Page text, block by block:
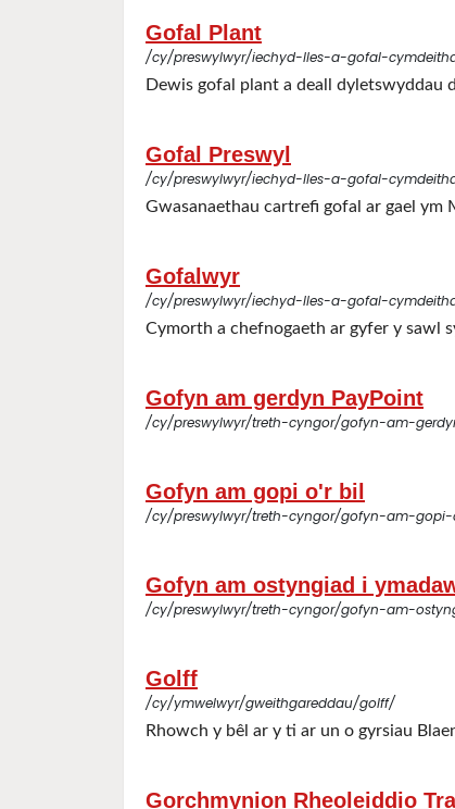
Gofal Plant
/cy/preswylwyr/iechyd-lles-a-gofal-
Dewis gofal plant a deall dyletswyddau
Gofal Preswyl
/cy/preswylwyr/iechyd-lles-a-gofal-
Gwasanaethau cartrefi gofal ar gael ym
Gofalwyr
/cy/preswylwyr/iechyd-lles-a-gofal-
Cymorth a chefnogaeth ar gyfer y sawl
Gofyn am gerdyn PayPoint
/cy/preswylwyr/treth-cyngor/gofyn-am-
Gofyn am gopi o'r bil
/cy/preswylwyr/treth-cyngor/gofyn-am-
Gofyn am ostyngiad i
/cy/preswylwyr/treth-cyngor/gofyn-am-
Golff
/cy/ymwelwyr/gweithgareddau/golff/
Rhowch y bêl ar y ti ar un o gyrsiau
Gorchmynion Rheoleiddio